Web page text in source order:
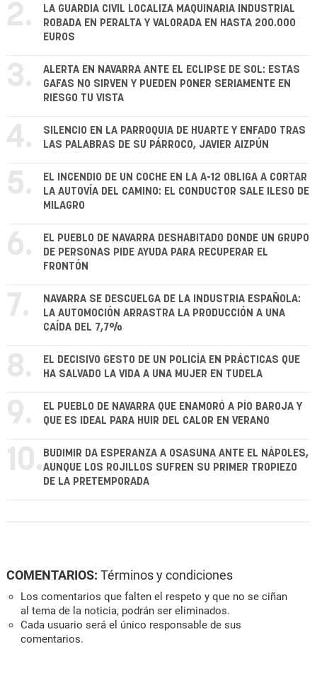
2.
LA GUARDIA CIVIL LOCALIZA MAQUINARIA INDUSTRIAL
ROBADA EN PERALTA Y VALORADA EN HASTA 200.000
EUROS
3.
ALERTA EN NAVARRA ANTE EL ECLIPSE DE SOL: ESTAS
GAFAS NO SIRVEN Y PUEDEN PONER SERIAMENTE EN
RIESGO TU VISTA
4.
SILENCIO EN LA PARROQUIA DE HUARTE Y ENFADO TRAS
LAS PALABRAS DE SU PÁRROCO, JAVIER AIZPÚN
5.
EL INCENDIO DE UN COCHE EN LA A-12 OBLIGA A CORTAR
LA AUTOVÍA DEL CAMINO: EL CONDUCTOR SALE ILESO DE
MILAGRO
6.
EL PUEBLO DE NAVARRA DESHABITADO DONDE UN GRUPO
DE PERSONAS PIDE AYUDA PARA RECUPERAR EL
FRONTÓN
7.
NAVARRA SE DESCUELGA DE LA INDUSTRIA ESPAÑOLA:
LA AUTOMOCIÓN ARRASTRA LA PRODUCCIÓN A UNA
CAÍDA DEL 7,7%
8.
EL DECISIVO GESTO DE UN POLICÍA EN PRÁCTICAS QUE
HA SALVADO LA VIDA A UNA MUJER EN TUDELA
9.
EL PUEBLO DE NAVARRA QUE ENAMORÓ A PÍO BAROJA Y
QUE ES IDEAL PARA HUIR DEL CALOR EN VERANO
10. BUDIMIR DA ESPERANZA A OSASUNA ANTE EL NÁPOLES,
AUNQUE LOS ROJILLOS SUFREN SU PRIMER TROPIEZO
DE LA PRETEMPORADA
COMENTARIOS: Términos y condiciones
Los comentarios que falten el respeto y que no se ciñan
al tema de la noticia, podrán ser eliminados.
Cada usuario será el único responsable de sus
comentarios.